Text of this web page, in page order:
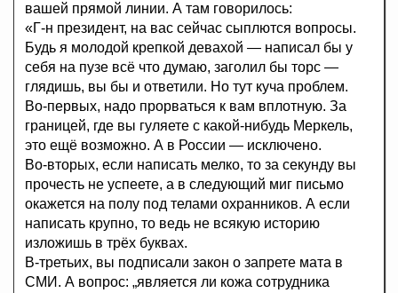
вашей прямой линии. А там говорилось:
«Г-н президент, на вас сейчас сыплются вопросы.
Будь я молодой крепкой девахой — написал бы у
себя на пузе всё что думаю, заголил бы торс —
глядишь, вы бы и ответили. Но тут куча проблем.
Во-первых, надо прорваться к вам вплотную. За
границей, где вы гуляете с какой-нибудь Меркель,
это ещё возможно. А в России — исключено.
Во-вторых, если написать мелко, то за секунду вы
прочесть не успеете, а в следующий миг письмо
окажется на полу под телами охранников. А если
написать крупно, то ведь не всякую историю
изложишь в трёх буквах.
В-третьих, вы подписали закон о запрете мата в
СМИ. А вопрос: „является ли кожа сотрудника